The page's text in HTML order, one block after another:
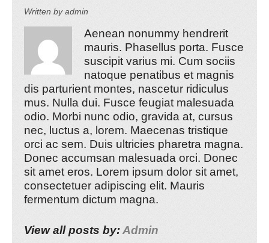
Written byadmin
Aenean nonummy hendrerit
mauris. Phasellus porta. Fusce
suscipit varius mi. Cum sociis
natoque penatibus et magnis
dis parturient montes, nascetur ridiculus
mus. Nulla dui. Fusce feugiat malesuada
odio. Morbi nunc odio, gravida at, cursus
nec, luctus a, lorem. Maecenas tristique
orci ac sem. Duis ultricies pharetra magna.
Donec accumsan malesuada orci. Donec
sit amet eros. Lorem ipsum dolor sit amet,
consectetuer adipiscing elit. Mauris
fermentum dictum magna.
View all posts by:Admin